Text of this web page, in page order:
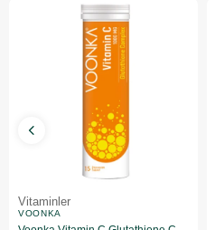
Vitaminler
VOONKA